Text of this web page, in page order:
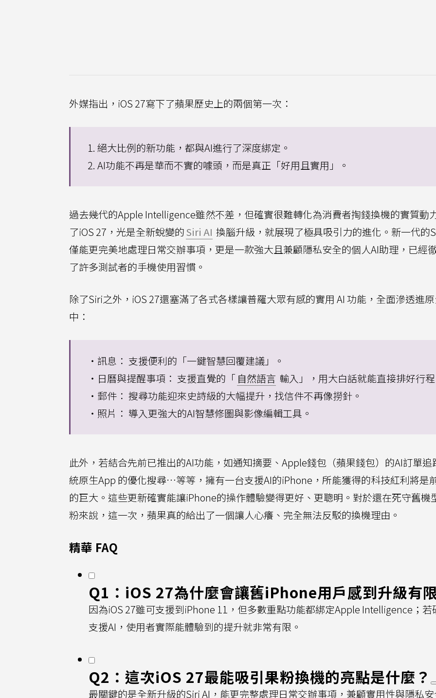
外媒指出，iOS 27寫下了蘋果歷史上的兩個第一次：
1. 絕大比例的新功能，都與AI進行了深度綁定。
2. AI功能不再是華而不實的噱頭，而是真正「好用且實用」。
過去幾代的Apple Intelligence雖然不差，但確實很難轉化為消費者掏錢換機的實質動
了iOS 27，光是全新蛻變的Siri AI 換腦升級，就展現了極具吸引力的進化。新一代的
僅能更完美地處理日常交辦事項，更是一款強大且兼顧隱私安全的個人AI助理，已經
了許多測試者的手機使用習慣。
除了Siri之外，iOS 27還塞滿了各式各樣讓普羅大眾有感的實用 AI 功能，全面滲透進
中：
・訊息： 支援便利的「一鍵智慧回覆建議」。
・日曆與提醒事項： 支援直覺的「 自然語言 輸入」，用大白話就能直接排好行
・郵件： 搜尋功能迎來史詩級的大幅提升，找信件不再像撈針。
・照片： 導入更強大的AI智慧修圖與影像編輯工具。
此外，若結合先前已推出的AI功能，如通知摘要、Apple錢包（蘋果錢包）的AI訂單追
統原生App 的優化搜尋⋯等等，擁有一台支援AI的iPhone，所能獲得的科技紅利將是
的巨大。這些更新確實能讓iPhone的操作體驗變得更好、更聰明。對於還在死守舊機
粉來說，這一次，蘋果真的給出了一個讓人心癢、完全無法反駁的換機理由。
精華 FAQ
Q1：iOS 27為什麼會讓舊iPhone用戶感到升級有
因為iOS 27雖可支援到iPhone 11，但多數重點功能都綁定Apple Intelligence；若
支援AI，使用者實際能體驗到的提升就非常有限。
Q2：這次iOS 27最能吸引果粉換機的亮點是什麼？
最關鍵的是全新升級的Siri AI，能更完整處理日常交辦事項，兼顧實用性與隱私